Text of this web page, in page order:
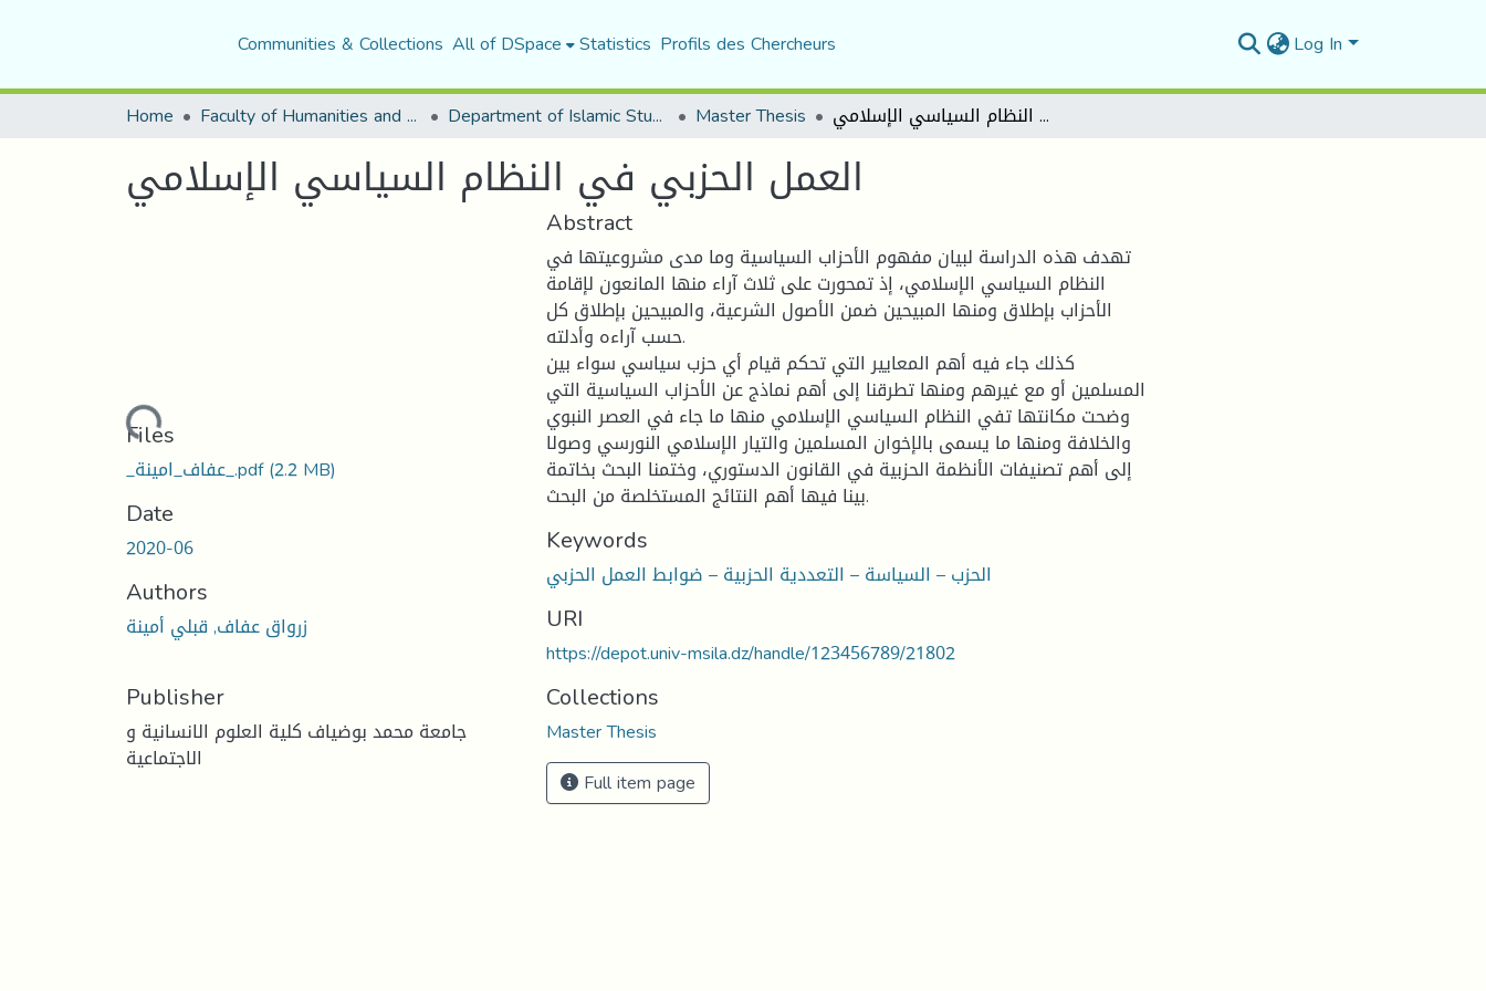
Communities & Collections All of DSpace Statistics Profils des Chercheurs Log In
Home Faculty of Humanities and Social Sciences Department of Islamic Studies Master Thesis العمل الحزبي في النظام السياسي الإسلامي
العمل الحزبي في النظام السياسي الإسلامي
Loading...
Files
_عفاف_امينة_.pdf(2.2 MB)
Date
2020-06
Authors
زرواق عفاف, قبلي أمينة
Publisher
جامعة محمد بوضياف كلية العلوم الانسانية و
الاجتماعية
Abstract
تهدف هذه الدراسة لبيان مفهوم الأحزاب السياسية وما مدى مشروعيتها في
النظام السياسي الإسلامي، إذ تمحورت على ثلاث آراء منها المانعون لإقامة
الأحزاب بإطلاق ومنها المبيحين ضمن الأصول الشرعية، والمبيحين بإطلاق كل
حسب آراءه وأدلته.
كذلك جاء فيه أهم المعايير التي تحكم قيام أي حزب سياسي سواء بين
المسلمين أو مع غيرهم ومنها تطرقنا إلى أهم نماذج عن الأحزاب السياسية التي
وضحت مكانتها تفي النظام السياسي الإسلامي منها ما جاء في العصر النبوي
والخلافة ومنها ما يسمى بالإخوان المسلمين والتيار الإسلامي النورسي وصولا
إلى أهم تصنيفات الأنظمة الحزبية في القانون الدستوري، وختمنا البحث بخاتمة
بينا فيها أهم النتائج المستخلصة من البحث.
Keywords
الحزب – السياسة – التعددية الحزبية – ضوابط العمل الحزبي
URI
https://depot.univ-msila.dz/handle/123456789/21802
Collections
Master Thesis
Full item page